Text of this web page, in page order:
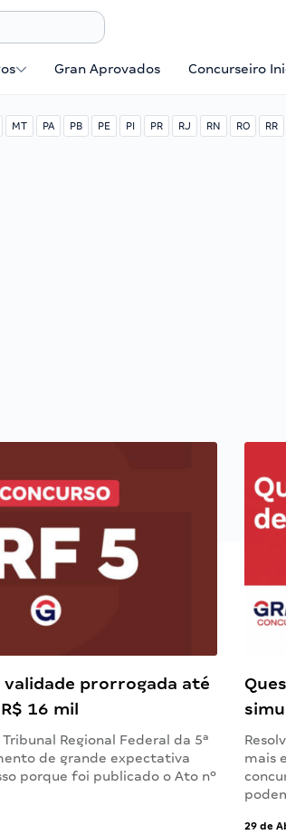
Gran Aprovados Concurseiro
MT PA PB PE PI PR RJ RN RO RR
validade prorrogada até
16 mil
Tribunal Regional Federal da 5ª
de grande expectativa
porque foi publicado o Ato nº
mais
29 de